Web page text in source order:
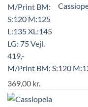
M/Print BM: S:120
369,00 kr.